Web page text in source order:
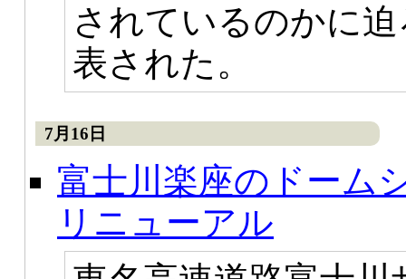
されているのかに
表された。
7月16日
富士川楽座のドーム
リニューアル